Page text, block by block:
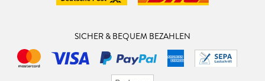
SICHER & BEQUEM BEZAHLEN